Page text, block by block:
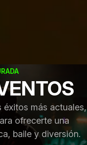
éxitos más actuales,
ofrecerte una
baile y diversión.